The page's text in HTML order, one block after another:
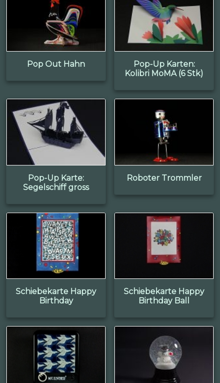
Pop Out Hahn
Pop-Up Karten:
Kolibri MoMA (6 Stk)
Pop-Up Karte:
Segelschiff gross
Roboter Trommler
Schiebekarte Happy
Birthday
Schiebekarte Happy
Birthday Ball